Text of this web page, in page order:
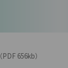
（PDF 656kb）